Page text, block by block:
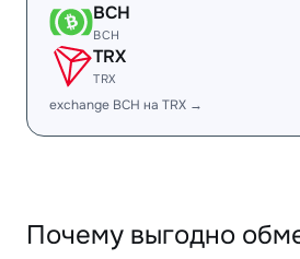
BCH
BCH
TRX
TRX
exchange BCH на TRX →
Почему выгодно